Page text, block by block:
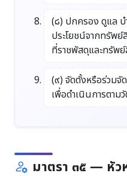
(๘) ปกครอง ดูแล บ
ประโยชน์จากทรัพ
ที่ราชพัสดุและทรัพ
(๙) จัดตั้งหรือร่วม
เพื่อดำเนินการตาม
มาตรา ๓๕ — หัว